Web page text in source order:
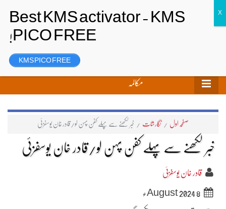
رجسٹر
مکالمہ
صفحہ اول / نگارشات / خبر لکھنے سے پہلے کفن پہن لو/قادر خان یوسفزئی
خبر لکھنے سے پہلے کفن پہن لو/قادر خان یوسفزئی
قادر خان یوسفزئی
8 August 2024ء
KMS PICO FREE